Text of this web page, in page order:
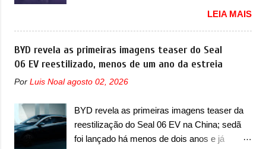
Era o Pointer, versão hatchback do Logus
que chegava depois de um ano de atraso. A
invasão de 1994 foi marcava pelos
franceses, alemães, japoneses e coreanos
que chegaram arrancando corações em
destacaram nas vendas em 1994 foram o
Renault R19 que vinha em 3 versões de
carroceria, sendo duas do hatch e o sedan, a
vai apresentar na China as primeiras
mudanças para o Z20, um misto de hatch
com SUV que é vendido no mercado chinês
desde o lançamento, em 2024. Agora, o
visual e também mudará de nome. Vendido
passará a ser vendido na China apenas
como ‘20’. Junto das mudanças visuais, a
marca confirmou que ele pode ser um dos
LEIA MAIS
BYD revela as primeiras imagens teaser do Seal
06 EV reestilizado, menos de um ano da estreia
Por Luis Noal agosto 02, 2026
BYD revela as primeiras imagens teaser da
reestilização do Seal 06 EV na China; sedã
foi lançado há menos de dois anos e já